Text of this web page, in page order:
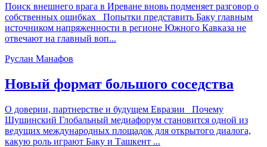
Поиск внешнего врага в Иреване вновь подменяет разговор о
собственных ошибках Попытки представить Баку главным
источником напряженности в регионе Южного Кавказа не
отвечают на главный воп...
Руслан Манафов
Новый формат большого соседства
О доверии, партнерстве и будущем Евразии Почему
Шушинский Глобальный медиафорум становится одной из
ведущих международных площадок для открытого диалога,
какую роль играют Баку и Ташкент ...